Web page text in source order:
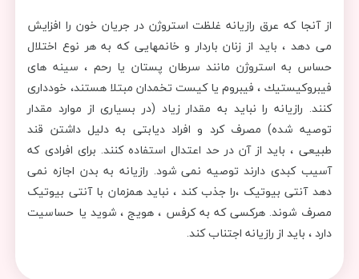
از آنجا كه عرق رازیانه غلظت استروژن در جریان خون را افزایش
می دهد ، باید از زنان باردار و خانمهایی كه به هر نوع اختلال
حساس به استروژن مانند سرطان پستان یا رحم ، سینه های
فیبروكیستیك ، فیبروم یا كیست تخمدان مبتلا هستند، خودداری
كنند. رازیانه را نباید به مقدار زیاد (در بسیاری از موارد مقدار
توصیه شده) مصرف کرد و افراد دیابتی به دلیل داشتن قند
طبیعی ، باید از آن در حد اعتدال استفاده کنند. برای افرادی که
آسیب کبدی دارند توصیه نمی شود. رازیانه به بدن اجازه نمی
دهد آنتی بیوتیک ،را جذب کند ، نباید همزمان با آنتی بیوتیک
مصرف شوند. هرکسی که به کرفس ، هویج ، شوید یا حساسیت
دارد ، باید از رازیانه اجتناب کند.